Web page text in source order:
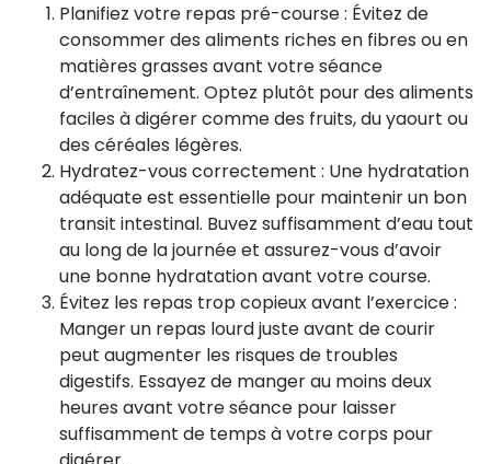
Planifiez votre repas pré-course : Évitez de
consommer des aliments riches en fibres ou en
matières grasses avant votre séance
d’entraînement. Optez plutôt pour des aliments
faciles à digérer comme des fruits, du yaourt ou
des céréales légères.
Hydratez-vous correctement : Une hydratation
adéquate est essentielle pour maintenir un bon
transit intestinal. Buvez suffisamment d’eau tout
au long de la journée et assurez-vous d’avoir
une bonne hydratation avant votre course.
Évitez les repas trop copieux avant l’exercice :
Manger un repas lourd juste avant de courir
peut augmenter les risques de troubles
digestifs. Essayez de manger au moins deux
heures avant votre séance pour laisser
suffisamment de temps à votre corps pour